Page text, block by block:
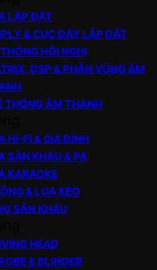
LẮP ĐẶT
& CỤC ĐẨY LẮP ĐẶT
HỘI NGHỊ
DSP & PHÂN VÙNG ÂM
THỐNG ÂM THANH
HI-FI & GIA ĐÌNH
SÂN KHẤU & PA
KARAOKE
& LOA KÉO
SÂN KHẤU
HEAD
& BLINDER